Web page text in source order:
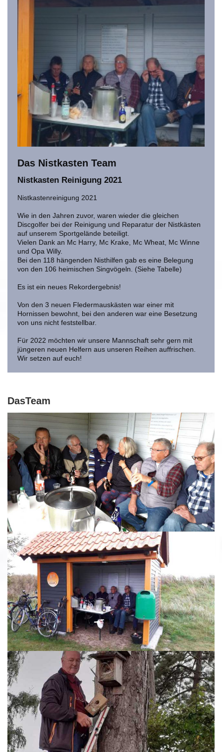
Das Nistkasten Team
Nistkasten Reinigung 2021
Nistkastenreinigung 2021
Wie in den Jahren zuvor, waren wieder die gleichen
Discgolfer bei der Reinigung und Reparatur der Nistkästen
auf unserem Sportgelände beteiligt.
Vielen Dank an Mc Harry, Mc Krake, Mc Wheat, Mc Winne
und Opa Willy.
Bei den 118 hängenden Nisthilfen gab es eine Belegung
von den 106 heimischen Singvögeln. (Siehe Tabelle)
Es ist ein neues Rekordergebnis!
Von den 3 neuen Fledermauskästen war einer mit
Hornissen bewohnt, bei den anderen war eine Besetzung
von uns nicht feststellbar.
Für 2022 möchten wir unsere Mannschaft sehr gern mit
jüngeren neuen Helfern aus unseren Reihen auffrischen.
Wir setzen auf euch!
DasTeam